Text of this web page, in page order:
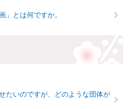
」とは何ですか。
たいのですが、どのような団体が